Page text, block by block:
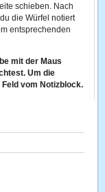
schieben. Nach
die Würfel notiert
entsprechenden
mit der Maus
Um die
vom Notizblock.